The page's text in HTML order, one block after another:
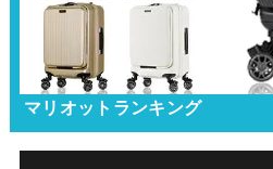
マリオットランキング